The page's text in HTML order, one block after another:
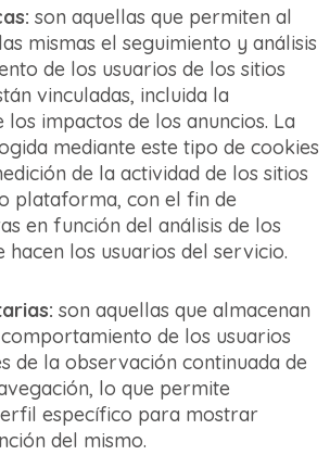
son aquellas que permiten al
mismas el seguimiento y análisis
de los usuarios de los sitios
vinculadas, incluida la
impactos de los anuncios. La
mediante este tipo de cookies
de la actividad de los sitios
plataforma, con el fin de
en función del análisis de los
hacen los usuarios del servicio.
son aquellas que almacenan
de los usuarios
de la observación continuada de
lo que permite
específico para mostrar
del mismo.